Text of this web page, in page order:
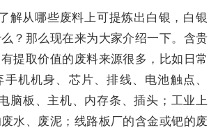
解从哪些废料上可提炼出白银，白银
？那么现在来为大家介绍一下。含贵
提取价值的废料来源很多，比如日常
机机身、芯片、排线、电池触点、
脑板、主机、内存条、插头；工业上
水、废泥；线路板厂的含金或钯的废